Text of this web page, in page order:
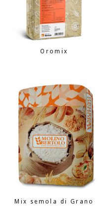
Oromix
Mix semola di Grano